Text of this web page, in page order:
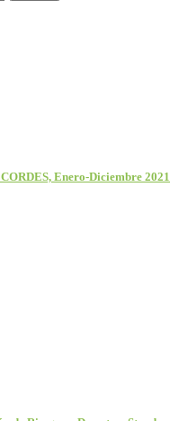
Enero-Diciembre 2021